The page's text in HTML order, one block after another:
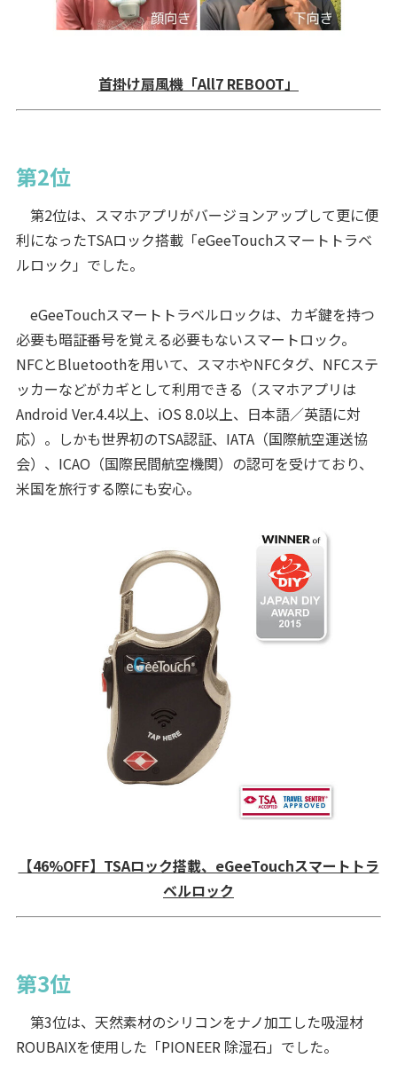
首掛け扇風機「All7 REBOOT」
第2位
第2位は、スマホアプリがバージョンアップして更に便
利になったTSAロック搭載「eGeeTouchスマートトラベ
ルロック」でした。
eGeeTouchスマートトラベルロックは、カギ鍵を持つ
必要も暗証番号を覚える必要もないスマートロック。
NFCとBluetoothを用いて、スマホやNFCタグ、NFCステ
ッカーなどがカギとして利用できる（スマホアプリは
Android Ver.4.4以上、iOS 8.0以上、日本語／英語に対
応）。しかも世界初のTSA認証、IATA（国際航空運送協
会）、ICAO（国際民間航空機関）の認可を受けており、
米国を旅行する際にも安心。
【46%OFF】TSAロック搭載、eGeeTouchスマートトラ
ベルロック
第3位
第3位は、天然素材のシリコンをナノ加工した吸湿材
ROUBAIXを使用した「PIONEER 除湿石」でした。